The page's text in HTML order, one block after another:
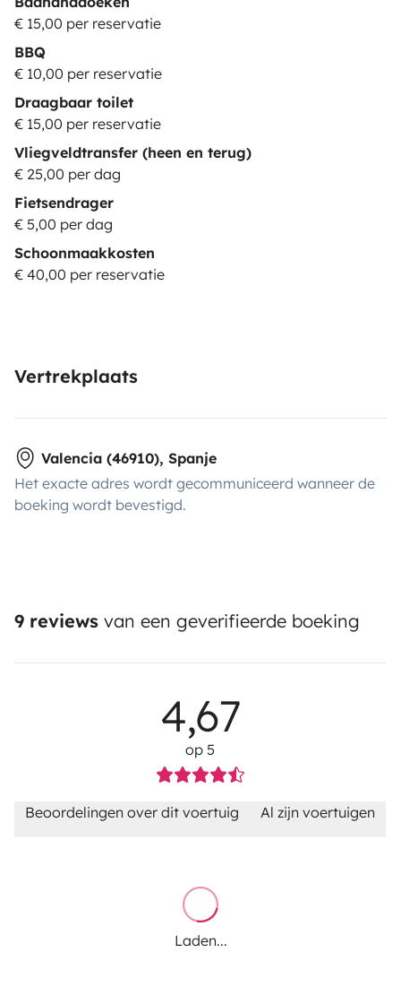
€ 15,00 per reservatie
BBQ
€ 10,00 per reservatie
Draagbaar toilet
€ 15,00 per reservatie
Vliegveldtransfer (heen en terug)
€ 25,00 per dag
Fietsendrager
€ 5,00 per dag
Schoonmaakkosten
€ 40,00 per reservatie
Vertrekplaats
Valencia (46910), Spanje
Het exacte adres wordt gecommuniceerd wanneer de
boeking wordt bevestigd.
9 reviews van een geverifieerde boeking
4,67
op 5
Beoordelingen over dit voertuig Al zijn voertuigen
Laden...